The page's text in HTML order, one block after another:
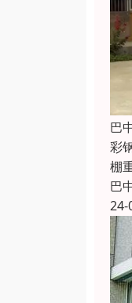
巴
彩
棚
巴
24-